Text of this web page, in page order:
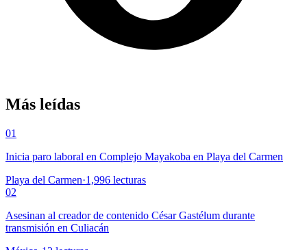
Más leídas
01
Inicia paro laboral en Complejo Mayakoba en Playa del Carmen
Playa del Carmen·1,996 lecturas
02
Asesinan al creador de contenido César Gastélum durante
transmisión en Culiacán